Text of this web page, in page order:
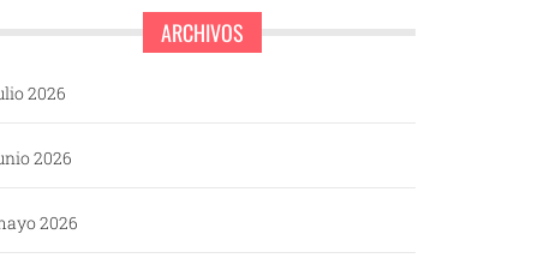
ARCHIVOS
2026
2026
2026